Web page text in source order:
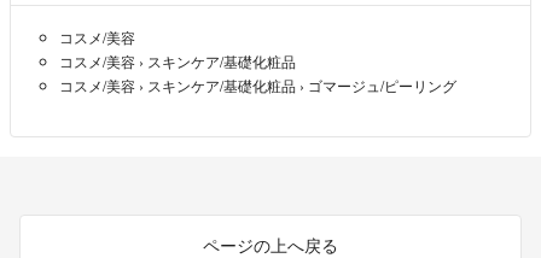
コスメ/美容
コスメ/美容 › スキンケア/基礎化粧品
コスメ/美容 › スキンケア/基礎化粧品 › ゴマージュ/ピーリング
ページの上へ戻る